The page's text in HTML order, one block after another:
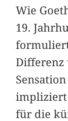
Wie
19.
Differenz
impliziert
für die